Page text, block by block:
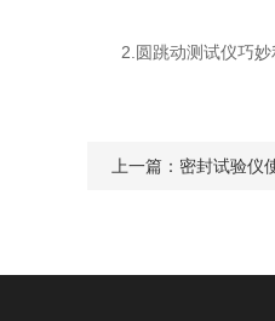
2.圆跳动测试仪巧妙利
上一篇： 密封试验仪